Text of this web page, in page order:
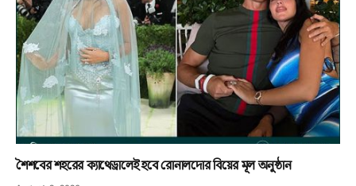
শৈশবের শহরের ক্যাথেড্রালেই হবে রোনালদোর বিয়ের মূল অনুষ্ঠান